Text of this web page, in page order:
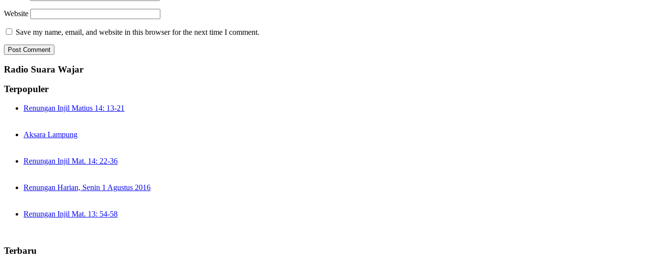
Website
Save my name, email, and website in this browser for the next time I comment.
Radio Suara Wajar
Terpopuler
Renungan Injil Matius 14: 13-21
Aksara Lampung
Renungan Injil Mat. 14: 22-36
Renungan Harian, Senin 1 Agustus 2016
Renungan Injil Mat. 13: 54-58
Terbaru